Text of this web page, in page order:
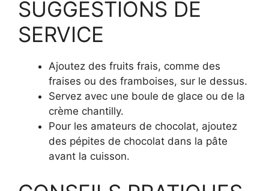
SUGGESTIONS DE
SERVICE
Ajoutez des fruits frais, comme des
fraises ou des framboises, sur le dessus.
Servez avec une boule de glace ou de la
crème chantilly.
Pour les amateurs de chocolat, ajoutez
des pépites de chocolat dans la pâte
avant la cuisson.